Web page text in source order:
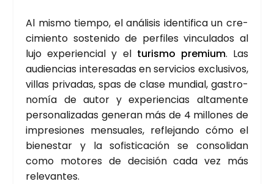
Al mis­mo tiem­po, el aná­li­sis iden­ti­fi­ca un cre­
ci­mien­to sos­te­ni­do de per­fi­les vin­cu­la­dos al
lujo expe­rien­cial y el turis­mo pre­mium. Las
audien­cias intere­sa­das en ser­vi­cios exclu­si­vos,
villas pri­va­das, spas de cla­se mun­dial, gas­tro­
no­mía de autor y expe­rien­cias alta­men­te
per­so­na­li­za­das gene­ran más de 4 millo­nes de
impre­sio­nes men­sua­les, refle­jan­do cómo el
bien­es­tar y la sofis­ti­ca­ción se con­so­li­dan
como moto­res de deci­sión cada vez más
rele­van­tes.